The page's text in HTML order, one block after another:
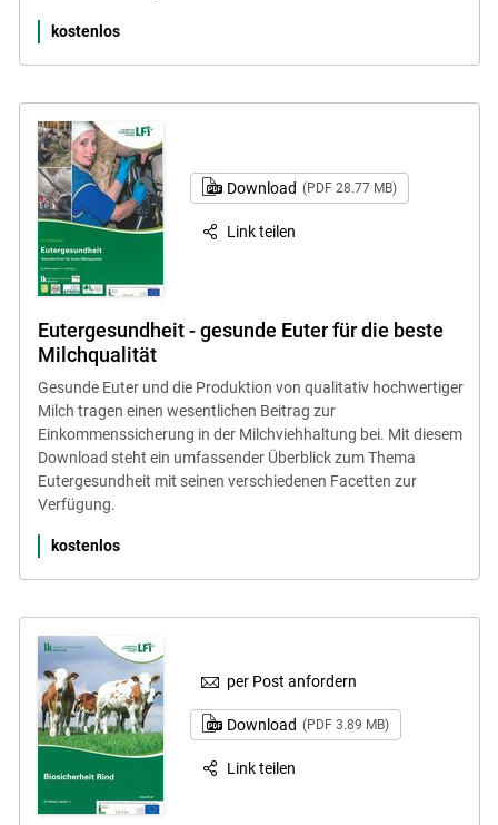
kostenlos
Download (PDF 28.77 MB)
Link teilen
Eutergesundheit - gesunde Euter für die beste
Milchqualität
Gesunde Euter und die Produktion von qualitativ hochwertiger
Milch tragen einen wesentlichen Beitrag zur
Einkommenssicherung in der Milchviehhaltung bei. Mit diesem
Download steht ein umfassender Überblick zum Thema
Eutergesundheit mit seinen verschiedenen Facetten zur
Verfügung.
kostenlos
per Post anfordern
Download (PDF 3.89 MB)
Link teilen